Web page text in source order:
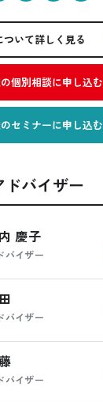
ついて詳しく見る
個別相談に申し込む
セミナーに申し込む
バイザー
慶子
バイザー
バイザー
バイザー